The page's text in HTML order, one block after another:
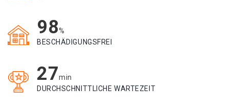
98%
BESCHÄDIGUNGSFREI
27min
DURCHSCHNITTLICHE WARTEZEIT